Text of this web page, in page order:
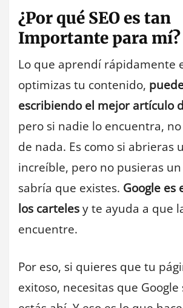
¿Por qué SEO es tan
Importante para mí?
Lo que aprendí rápidamente
optimizas tu contenido,
escribiendo el mejor artículo
pero si nadie lo encuentra,
de nada. Es como si abrieras
increíble, pero no pusieras
sabría que existes. Google es
los cartelesy te ayuda a que
encuentre.
Por eso, si quieres que tu
exitoso, necesitas que Google